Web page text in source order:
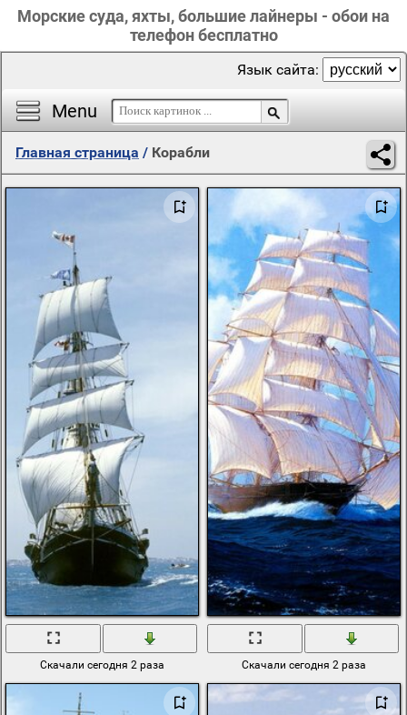
Морские суда, яхты, большие лайнеры - обои на
телефон бесплатно
Menu
Язык сайта:
Главная страница / Корабли
Скачали сегодня 2 раза Скачали сегодня 2 раза